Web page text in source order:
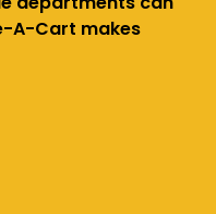
A-Cart makes